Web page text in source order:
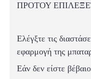
ΠΡΟΤΟΥ
Ελέγξτε τις
εφαρμογή της
Εάν δεν είστε